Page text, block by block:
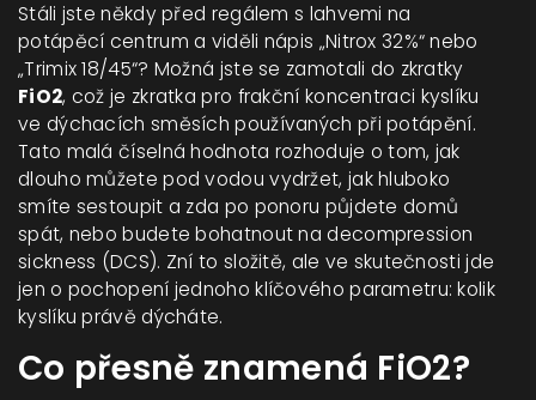
Stáli jste někdy před regálem s lahvemi na
potápěcí centrum a viděli nápis „Nitrox 32%“ nebo
„Trimix 18/45“? Možná jste se zamotali do zkratky
FiO2, což je zkratka pro frakční koncentraci kyslíku
ve dýchacích směsích používaných při potápění.
Tato malá číselná hodnota rozhoduje o tom, jak
dlouho můžete pod vodou vydržet, jak hluboko
smíte sestoupit a zda po ponoru půjdete domů
spát, nebo budete bohatnout na decompression
sickness (DCS). Zní to složitě, ale ve skutečnosti jde
jen o pochopení jednoho klíčového parametru: kolik
kyslíku právě dýcháte.
Co přesně znamená FiO2?